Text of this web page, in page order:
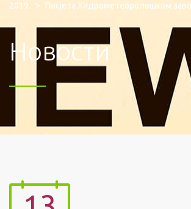
2019.
> Посјета Хидрометеоролошком
Новости